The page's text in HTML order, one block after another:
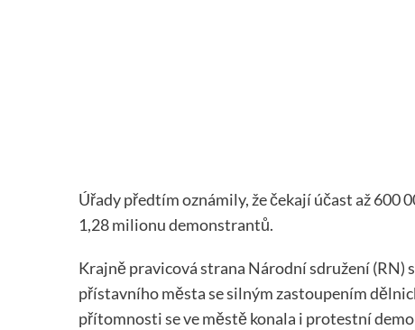
Úřady předtím oznámily, že čekají účast až 600
1,28 milionu demonstrantů.
Krajně pravicová strana Národní sdružení (RN)
přístavního města se silným zastoupením
přítomnosti se ve městě konala i protestní